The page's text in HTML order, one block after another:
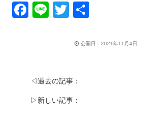
F
b
o
Li
T
tt 公開日：2021年11月4日
◁過去の記事：
▷新しい記事：